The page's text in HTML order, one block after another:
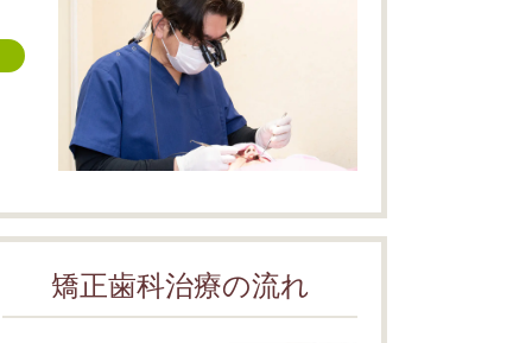
矯正歯科治療の流れ